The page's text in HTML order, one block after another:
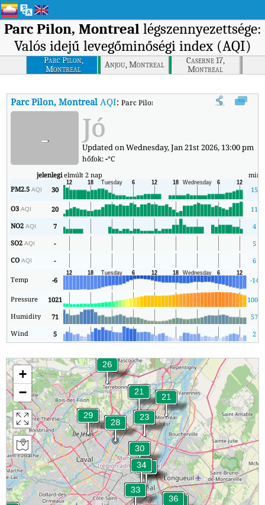
Parc Pilon, Montreallégszennyezettsége:
Valós idejű levegőminőségi index (AQI)
Parc Pilon,
Montreal
Anjou, Montreal
Caserne 17,
Montreal
Parc Pilon, Montreal AQI:Parc Pilon, Montreal valós idejű
- Jó
Updated on Wednesday, Jan 21st 2026, 13:00 pm
hőfok:-°C
jelenlegielmúlt 2 nap min
PM2.5AQI 30 15
O3AQI 20
11
NO2AQI 7
4
SO2AQI -
5
COAQI - 6
Temp -6 -14
Pressure 1021 1007
Humidity
71
57
Wind
5 2
+
−